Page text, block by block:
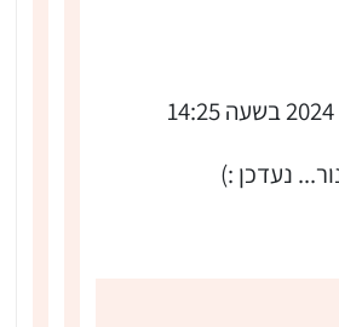
נעדכן :)